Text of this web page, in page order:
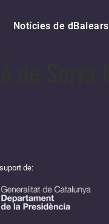
Notícies de dBalears
de: